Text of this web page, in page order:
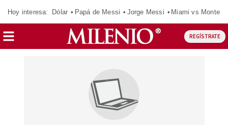
Hoy interesa: Dólar Papá de Messi Jorge Messi Miami vs
REGÍSTRATE